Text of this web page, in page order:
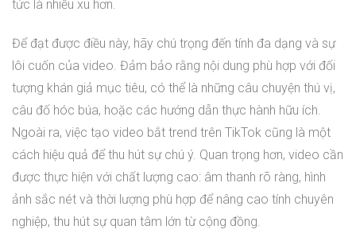
tức là nhiều xu hơn.
Để đạt được điều này, hãy chú trọng đến tính đa dạng và sự
lôi cuốn của video. Đảm bảo rằng nội dung phù hợp với đối
tượng khán giả mục tiêu, có thể là những câu chuyện thú vị,
câu đố hóc búa, hoặc các hướng dẫn thực hành hữu ích.
Ngoài ra, việc tạo video bắt trend trên TikTok cũng là một
cách hiệu quả để thu hút sự chú ý. Quan trọng hơn, video cần
được thực hiện với chất lượng cao: âm thanh rõ ràng, hình
ảnh sắc nét và thời lượng phù hợp để nâng cao tính chuyên
nghiệp, thu hút sự quan tâm lớn từ cộng đồng.